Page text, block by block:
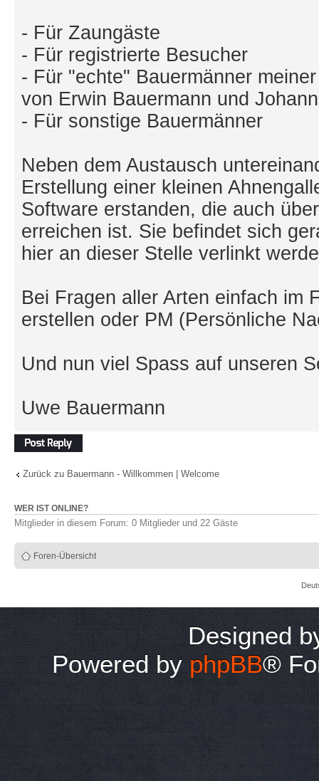
- Für Zaungäste
- Für registrierte Besucher
- Für "echte" Bauermänner
von Erwin Bauermann und
- Für sonstige Bauermänner
Neben dem Austausch
Erstellung einer kleinen
Software erstanden, die auch
erreichen ist. Sie befindet sich
hier an dieser Stelle verlinkt
Bei Fragen aller Arten einfach im
erstellen oder PM (Persönliche
Und nun viel Spass auf unseren
Uwe Bauermann
Antwort erstellen
Zurück zu Bauermann - Willkommen | Welcome
WER IST ONLINE?
Mitglieder in diesem Forum: 0 Mitglieder und 22 Gäste
Foren-Übersicht
Designed
Powered by phpBB®